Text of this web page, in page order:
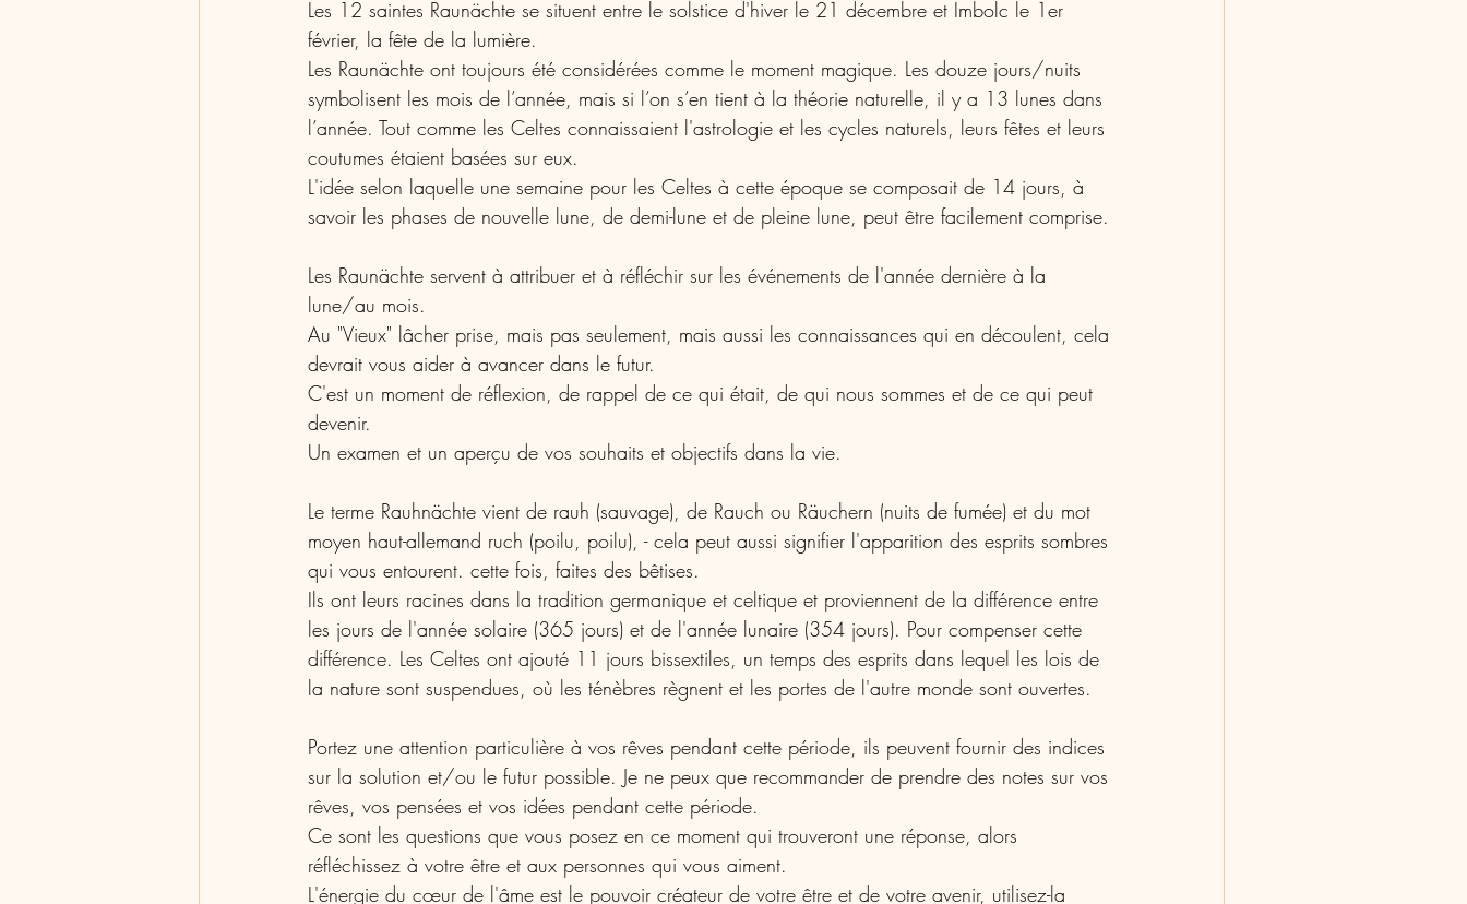
Les 12 saintes Raunächte se situent entre le solstice d'hiver le 21 décembre et Imbolc le 1er
février, la fête de la lumière.
Les Raunächte ont toujours été considérées comme le moment magique. Les douze jours/nuits
symbolisent les mois de l’année, mais si l’on s’en tient à la théorie naturelle, il y a 13 lunes dans
l’année. Tout comme les Celtes connaissaient l'astrologie et les cycles naturels, leurs fêtes et leurs
coutumes étaient basées sur eux.
L'idée selon laquelle une semaine pour les Celtes à cette époque se composait de 14 jours, à
savoir les phases de nouvelle lune, de demi-lune et de pleine lune, peut être facilement comprise.
Les Raunächte servent à attribuer et à réfléchir sur les événements de l'année dernière à la
lune/au mois.
Au "Vieux" lâcher prise, mais pas seulement, mais aussi les connaissances qui en découlent, cela
devrait vous aider à avancer dans le futur.
C'est un moment de réflexion, de rappel de ce qui était, de qui nous sommes et de ce qui peut
devenir.
Un examen et un aperçu de vos souhaits et objectifs dans la vie.
Le terme Rauhnächte vient de rauh (sauvage), de Rauch ou Räuchern (nuits de fumée) et du mot
moyen haut-allemand ruch (poilu, poilu), - cela peut aussi signifier l'apparition des esprits sombres
qui vous entourent. cette fois, faites des bêtises.
Ils ont leurs racines dans la tradition germanique et celtique et proviennent de la différence entre
les jours de l'année solaire (365 jours) et de l'année lunaire (354 jours). Pour compenser cette
différence. Les Celtes ont ajouté 11 jours bissextiles, un temps des esprits dans lequel les lois de
la nature sont suspendues, où les ténèbres règnent et les portes de l'autre monde sont ouvertes.
Portez une attention particulière à vos rêves pendant cette période, ils peuvent fournir des indices
sur la solution et/ou le futur possible. Je ne peux que recommander de prendre des notes sur vos
rêves, vos pensées et vos idées pendant cette période.
Ce sont les questions que vous posez en ce moment qui trouveront une réponse, alors
réfléchissez à votre être et aux personnes qui vous aiment.
L'énergie du cœur de l'âme est le pouvoir créateur de votre être et de votre avenir, utilisez-la